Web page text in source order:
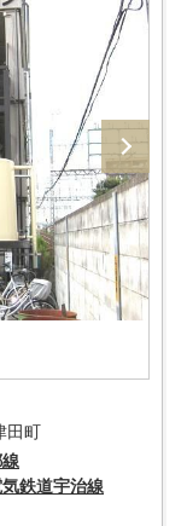
田町
鉄道宇治線